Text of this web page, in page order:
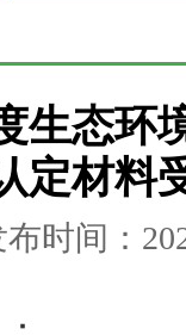
生态环
定材料
布时间：